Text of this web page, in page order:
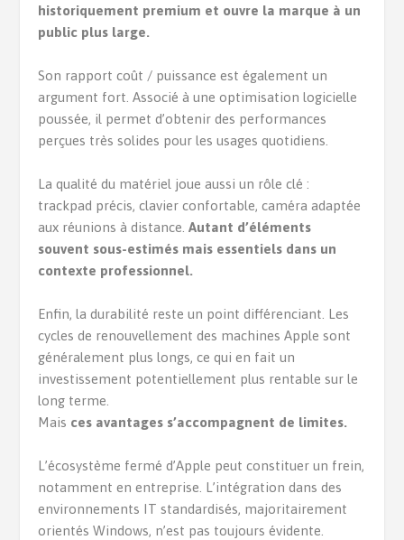
historiquement premium et ouvre la marque à un
public plus large.
Son rapport coût / puissance est également un
argument fort. Associé à une optimisation logicielle
poussée, il permet d’obtenir des performances
perçues très solides pour les usages quotidiens.
La qualité du matériel joue aussi un rôle clé :
trackpad précis, clavier confortable, caméra adaptée
aux réunions à distance.Autant d’éléments
souvent sous-estimés mais essentiels dans un
contexte professionnel.
Enfin, la durabilité reste un point différenciant. Les
cycles de renouvellement des machines Apple sont
généralement plus longs, ce qui en fait un
investissement potentiellement plus rentable sur le
long terme.
Mais ces avantages s’accompagnent de limites.
L’écosystème fermé d’Apple peut constituer un frein,
notamment en entreprise. L’intégration dans des
environnements IT standardisés, majoritairement
orientés Windows, n’est pas toujours évidente.